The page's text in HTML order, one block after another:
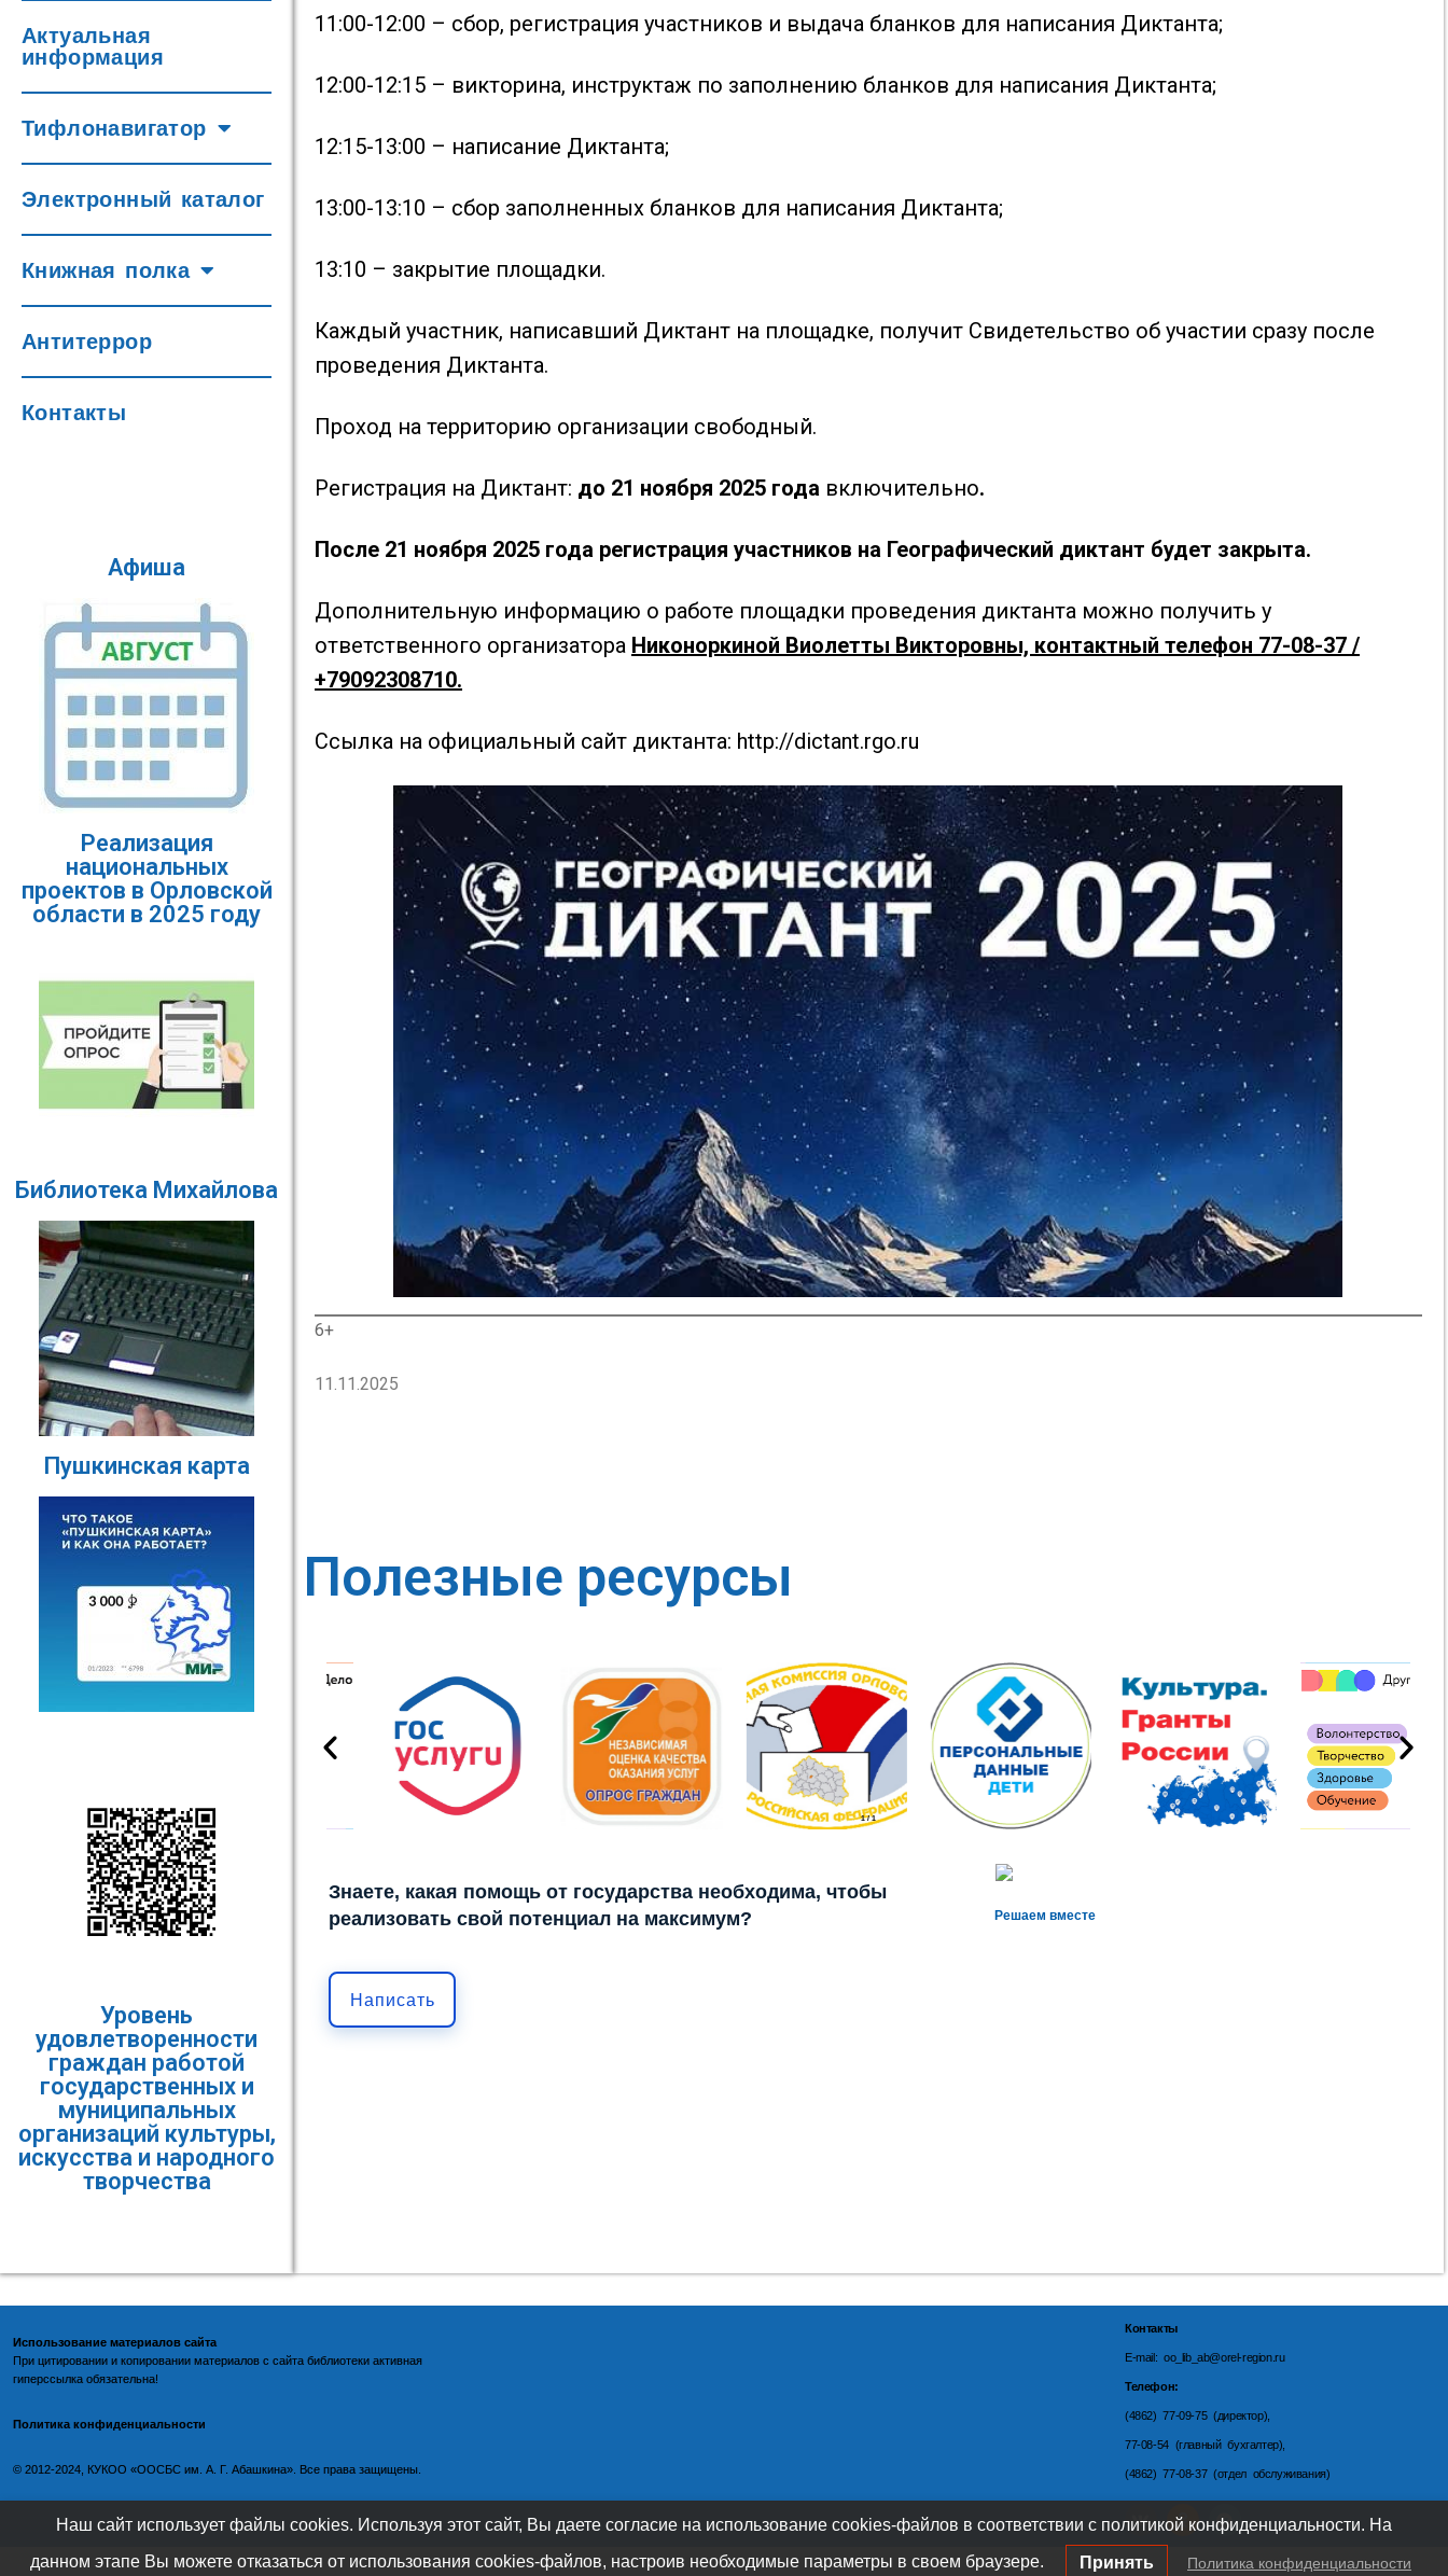
Актуальная
информация
Тифлонавигатор
Электронный каталог
Книжная полка
Антитеррор
Контакты
Афиша
Реализация
национальных
проектов в Орловской
области в 2025 году
Библиотека Михайлова
Пушкинская карта
Уровень
удовлетворенности
граждан работой
государственных и
муниципальных
организаций культуры,
искусства и народного
творчества
11:00-12:00 – сбор, регистрация участников и выдача бланков для написания Диктанта;
12:00-12:15 – викторина, инструктаж по заполнению бланков для написания Диктанта;
12:15-13:00 – написание Диктанта;
13:00-13:10 – сбор заполненных бланков для написания Диктанта;
13:10 – закрытие площадки.
Каждый участник, написавший Диктант на площадке, получит Свидетельство об участии сразу после
проведения Диктанта.
Проход на территорию организации свободный.
Регистрация на Диктант: до 21 ноября 2025 года включительно.
После 21 ноября 2025 года регистрация участников на Географический диктант будет закрыта.
Дополнительную информацию о работе площадки проведения диктанта можно получить у
ответственного организатора Никоноркиной Виолетты Викторовны, контактный телефон 77-08-37 /
+79092308710.
Ссылка на официальный сайт диктанта: http://dictant.rgo.ru
6+
11.11.2025
Полезные ресурсы
1/1
Решаем вместе
Знаете, какая помощь от государства необходима, чтобы
реализовать свой потенциал на максимум?
Написать
Использование материалов сайта
При цитировании и копировании материалов с сайта библиотеки активная
гиперссылка обязательна!
Политика конфиденциальности
©️ 2012-2024, КУКОО «ООСБС им. А. Г. Абашкина». Все права защищены.
Контакты
E-mail: oo_lib_ab@orel-region.ru
Телефон:
(4862) 77-09-75 (директор),
77-08-54 (главный бухгалтер),
(4862) 77-08-37 (отдел обслуживания)
Наш сайт использует файлы cookies. Используя этот сайт, Вы даете согласие на использование cookies-файлов в соответствии с политикой конфиденциальности. На
данном этапе Вы можете отказаться от использования cookies-файлов, настроив необходимые параметры в своем браузере. Принять Политика конфиденциальности